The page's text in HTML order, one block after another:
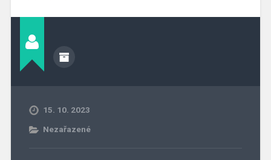
15. 10. 2023
Nezařazené